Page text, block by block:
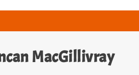
MacGillivray